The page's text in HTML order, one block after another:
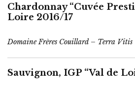
Chardonnay “Cuvée
Loire 2016/17
Domaine Frères Couillard – Terra Vitis
Sauvignon, IGP “Val de